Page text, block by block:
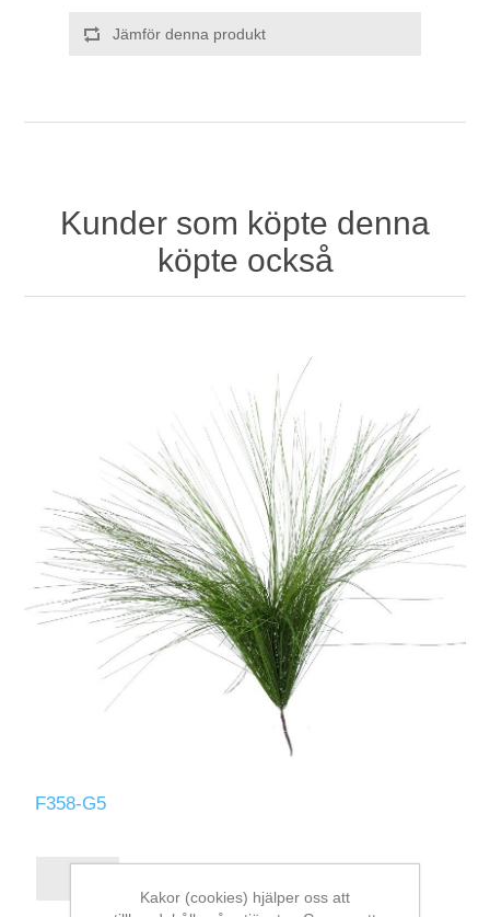
Jämför denna produkt
Kunder som köpte denna
köpte också
F358-G5
Kakor (cookies) hjälper oss att